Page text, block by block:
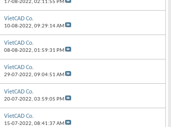
17-08-2022,02:11:55 PM
VietCAD Co.
10-08-2022,09:29:14 AM
VietCAD Co.
08-08-2022,01:59:31 PM
VietCAD Co.
29-07-2022,09:04:51 AM
VietCAD Co.
20-07-2022,03:59:05 PM
VietCAD Co.
15-07-2022,08:41:37 AM